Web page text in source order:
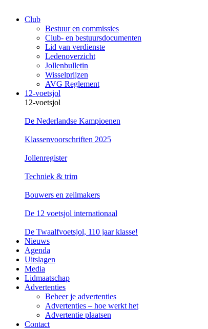
Club
Bestuur en commissies
Club- en bestuursdocumenten
Lid van verdienste
Ledenoverzicht
Jollenbulletin
Wisselprijzen
AVG Reglement
12-voetsjol
12-voetsjol
De Nederlandse Kampioenen
Klassenvoorschriften 2025
Jollenregister
Techniek & trim
Bouwers en zeilmakers
De 12 voetsjol internationaal
De Twaalfvoetsjol, 110 jaar klasse!
Nieuws
Agenda
Uitslagen
Media
Lidmaatschap
Advertenties
Beheer je advertenties
Advertenties – hoe werkt het
Advertentie plaatsen
Contact